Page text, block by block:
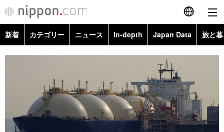
English
简体字
繁體字
Français
カテゴリー
政治・外交
ニュース
新着 カテゴリー ニュース In-depth Japan Data 旅と
政治・外交
経済・ビジネス
国際・海外
Topics
Images
People